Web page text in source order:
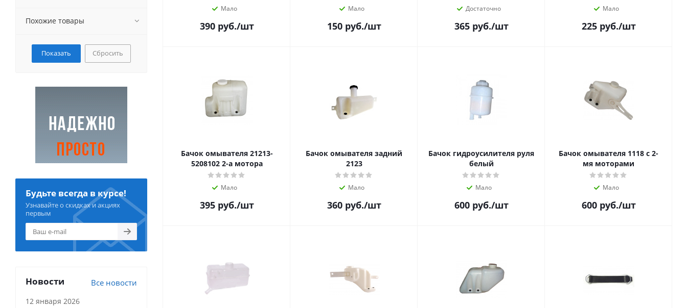
Мало
390руб./шт
Мало
150руб./шт
Достаточно
365руб./шт
Мало
225руб./шт
Бачок омывателя 21213-
5208102 2-а мотора
Мало
395руб./шт
Бачок омывателя задний
2123
Мало
360руб./шт
Бачок гидроусилителя руля
белый
Мало
600руб./шт
Бачок омывателя 1118 с 2-
мя моторами
Мало
600руб./шт
Похожие товары
Сбросить
Будьте всегда в курсе!
Узнавайте о скидках и акциях
первым
Новости Все новости
12 января 2026